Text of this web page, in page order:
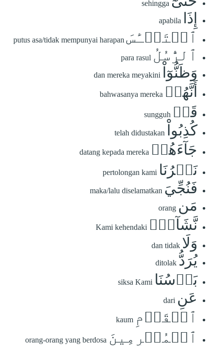
sehingga
إِذَا apabila
ٱسۡتَيۡـَٔسَ putus asa/tidak mempunyai harapan
ٱلرُّسُلُ para rasul
وَظَنُّوٓاْ dan mereka meyakini
أَنَّهُمۡ bahwasanya mereka
قَدۡ sungguh
كُذِبُواْ telah didustakan
جَآءَهُمۡ datang kepada mereka
نَصۡرُنَا pertolongan kami
فَنُجِّيَ maka/lalu diselamatkan
مَن orang
نَّشَآءُۖ Kami kehendaki
وَلَا dan tidak
يُرَدُّ ditolak
بَأۡسُنَا siksa Kami
عَنِ dari
ٱلۡقَوۡمِ kaum
ٱلۡمُجۡرِمِينَ orang-orang yang berdosa